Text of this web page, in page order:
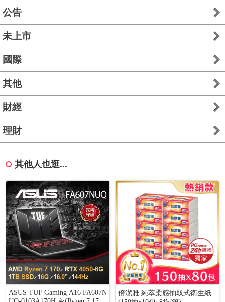
公告
未上市
國際
其他
財經
理財
其他人也逛...
ASUS TUF Gaming A16 FA607N
倍潔雅 純萃柔感抽取式衛生紙